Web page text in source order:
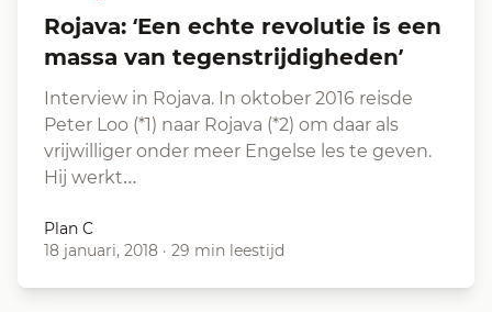
Rojava: ‘Een echte revolutie is een
massa van tegenstrijdigheden’
Interview in Rojava. In oktober 2016 reisde
Peter Loo (*1) naar Rojava (*2) om daar als
vrijwilliger onder meer Engelse les te geven.
Hij werkt…
Plan C
18 januari, 2018 · 29 min leestijd